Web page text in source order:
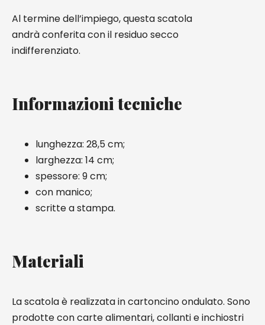
Al termine dell’impiego, questa scatola
andrà conferita con il residuo secco
indifferenziato.
Informazioni tecniche
lunghezza: 28,5 cm;
larghezza: 14 cm;
spessore: 9 cm;
con manico;
scritte a stampa.
Materiali
La scatola è realizzata in cartoncino ondulato. Sono
prodotte con carte alimentari, collanti e inchiostri